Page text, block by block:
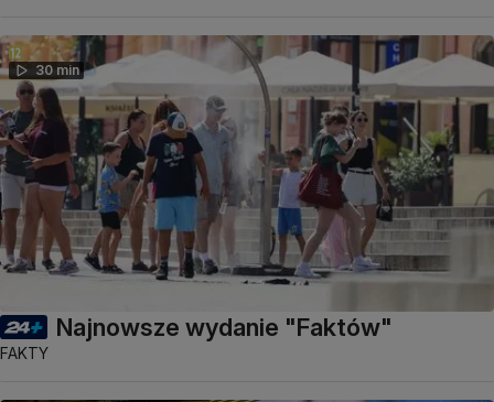
30 min
Najnowsze wydanie "Faktów"
FAKTY